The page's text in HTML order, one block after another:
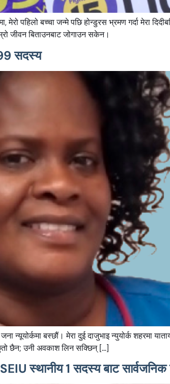
पहिलो बच्चा जन्मे पछि होन्डुरस भ्रमण गर्दा मेरा
जीवन बिताउनबाट जोगाउन सकेन।
सदस्य
न्यूयोर्कमा बस्छौं। मेरा दुई दाजुभाइ न्युयोर्क शहरमा
छैन; उनी अवकाश लिन सक्छिन् […]
स्थानीय 1 सदस्य बाट सार्वजनिक